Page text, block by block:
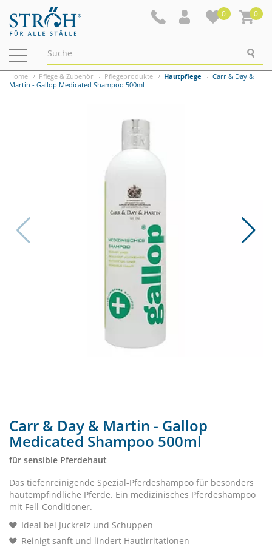
0 0
Navigation
ein-/ausblenden
Home Pflege & Zubehör Pflegeprodukte Hautpflege
Carr & Day &
Martin - Gallop Medicated Shampoo 500ml
Carr & Day & Martin - Gallop
Medicated Shampoo 500ml
für sensible Pferdehaut
Das tiefenreinigende Spezial-Pferdeshampoo für besonders
hautempfindliche Pferde. Ein medizinisches Pferdeshampoo
mit Fell-Conditioner.
Ideal bei Juckreiz und Schuppen
Reinigt sanft und lindert Hautirritationen